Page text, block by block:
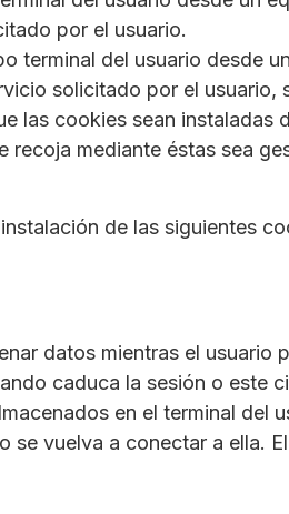
por el usuario.
terminal del usuario desde
solicitado por el
las cookies sean
mediante éstas sea
de las siguientes
datos mientras el usuario
caduca la sesión o este
en el terminal del
vuelva a conectar a ella.